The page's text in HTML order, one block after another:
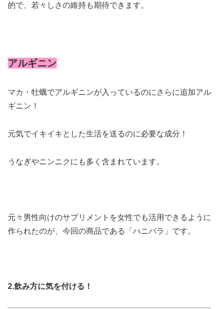
的で、若々しさの維持も期待できます。
アルギニン
マカ・牡蠣でアルギニンが入っているのにさらに追加アル
ギニン！
元気でイキイキとした生活を送るのに必要な成分！
うなぎやニンニクにも多く含まれています。
元々男性向けのサプリメントを女性でも活用できるように
作られたのが、今回の商品である「ハニパラ」です。
2.飲み方に気を付ける！